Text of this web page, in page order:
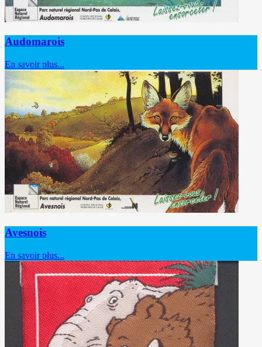
Audomarois
En savoir plus...
Avesnois
En savoir plus...